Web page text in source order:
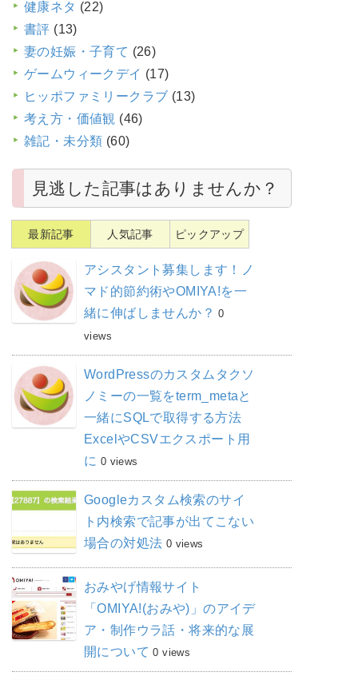
健康ネタ (22)
書評 (13)
妻の妊娠・子育て (26)
ゲームウィークデイ (17)
ヒッポファミリークラブ (13)
考え方・価値観 (46)
雑記・未分類 (60)
見逃した記事はありませんか？
最新記事 人気記事 ピックアップ
アシスタント募集します！ノ
マド的節約術やOMIYA!を一
緒に伸ばしませんか？ 0
views
WordPressのカスタムタクソ
ノミーの一覧をterm_metaと
一緒にSQLで取得する方法
ExcelやCSVエクスポート用
に 0 views
Googleカスタム検索のサイ
ト内検索で記事が出てこない
場合の対処法 0 views
おみやげ情報サイト
「OMIYA!(おみや)」のアイデ
ア・制作ウラ話・将来的な展
開について 0 views